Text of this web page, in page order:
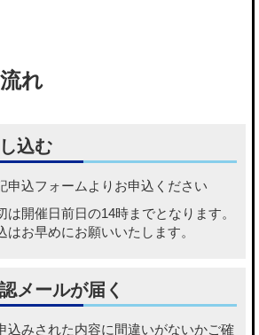
れ
込む
申込フォーム よりお申込ください
は開催日前日の14時までとなります。
はお早めにお願いいたします。
メールが届く
込みされた内容に間違いがないかご確